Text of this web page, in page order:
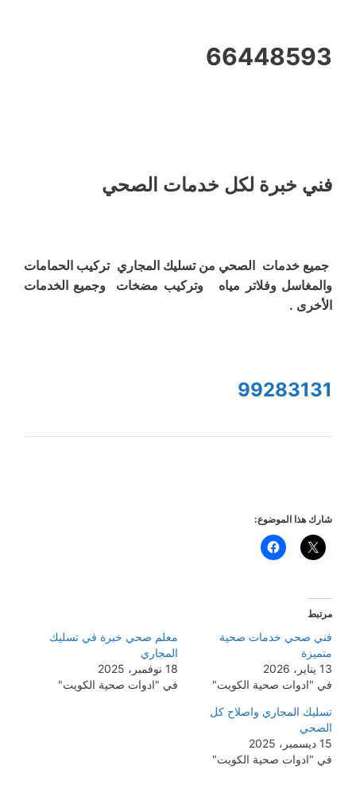
66448593
فني خبرة لكل خدمات الصحي
جميع خدمات الصحي من تسليك المجاري تركيب الحمامات
والمغاسل وفلاتر مياه وتركيب مضخات وجميع الخدمات
الأخرى .
99283131
شارك هذا الموضوع:
مرتبط
فني صحي خدمات صحية
متميزة
13 يناير، 2026
في "ادوات صحية الكويت"
معلم صحي خبرة في تسليك
المجاري
18 نوفمبر، 2025
في "ادوات صحية الكويت"
تسليك المجاري واصلاح كل
الصحي
15 ديسمبر، 2025
في "ادوات صحية الكويت"